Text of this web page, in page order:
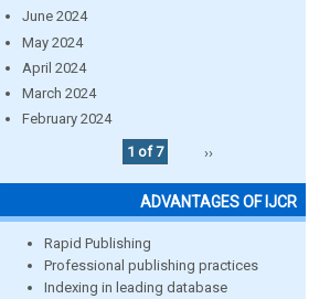
June 2024
May 2024
April 2024
March 2024
February 2024
1 of 7
››
ADVANTAGES OF IJCR
Rapid Publishing
Professional publishing practices
Indexing in leading database